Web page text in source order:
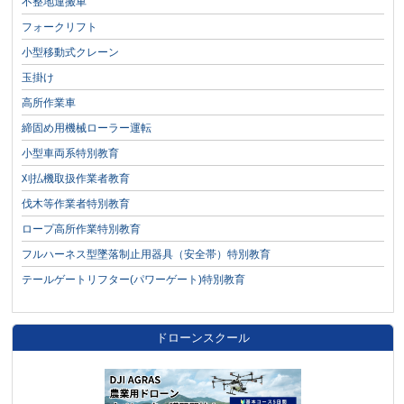
フォークリフト
小型移動式クレーン
玉掛け
高所作業車
締固め用機械ローラー運転
小型車両系特別教育
刈払機取扱作業者教育
伐木等作業者特別教育
ロープ高所作業特別教育
フルハーネス型墜落制止用器具（安全帯）特別教育
テールゲートリフター(パワーゲート)特別教育
ドローンスクール